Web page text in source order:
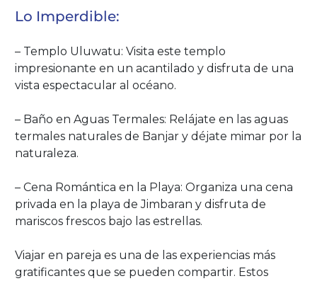
Lo Imperdible:
– Templo Uluwatu: Visita este templo
impresionante en un acantilado y disfruta de una
vista espectacular al océano.
– Baño en Aguas Termales: Relájate en las aguas
termales naturales de Banjar y déjate mimar por la
naturaleza.
– Cena Romántica en la Playa: Organiza una cena
privada en la playa de Jimbaran y disfruta de
mariscos frescos bajo las estrellas.
Viajar en pareja es una de las experiencias más
gratificantes que se pueden compartir. Estos